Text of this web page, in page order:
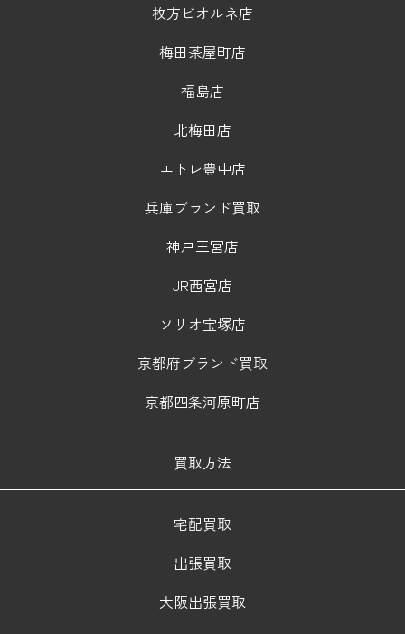
枚方ビオルネ店
梅田茶屋町店
福島店
北梅田店
エトレ豊中店
兵庫ブランド買取
神戸三宮店
JR西宮店
ソリオ宝塚店
京都府ブランド買取
京都四条河原町店
買取方法
宅配買取
出張買取
大阪出張買取